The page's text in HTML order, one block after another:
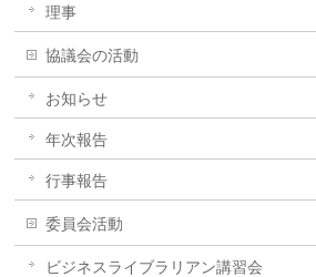
理事
協議会の活動
お知らせ
年次報告
行事報告
委員会活動
ビジネスライブラリアン講習会